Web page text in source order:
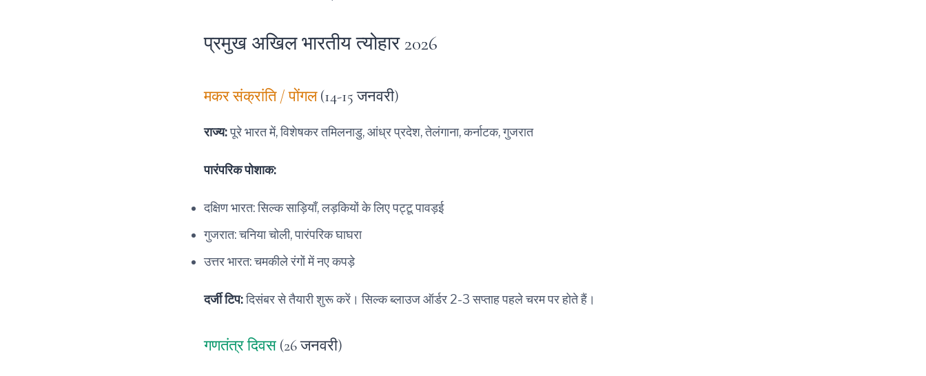
प्रमुख अखिल भारतीय त्योहार 2026
मकर संक्रांति / पोंगल(14-15 जनवरी)
राज्य:पूरे भारत में, विशेषकर तमिलनाडु, आंध्र प्रदेश, तेलंगाना, कर्नाटक, गुजरात
पारंपरिक पोशाक:
दक्षिण भारत: सिल्क साड़ियाँ, लड़कियों के लिए पट्टू पावड़ई
गुजरात: चनिया चोली, पारंपरिक घाघरा
उत्तर भारत: चमकीले रंगों में नए कपड़े
दर्जी टिप:दिसंबर से तैयारी शुरू करें। सिल्क ब्लाउज ऑर्डर 2-3 सप्ताह पहले चरम पर होते हैं।
गणतंत्र दिवस (26 जनवरी)